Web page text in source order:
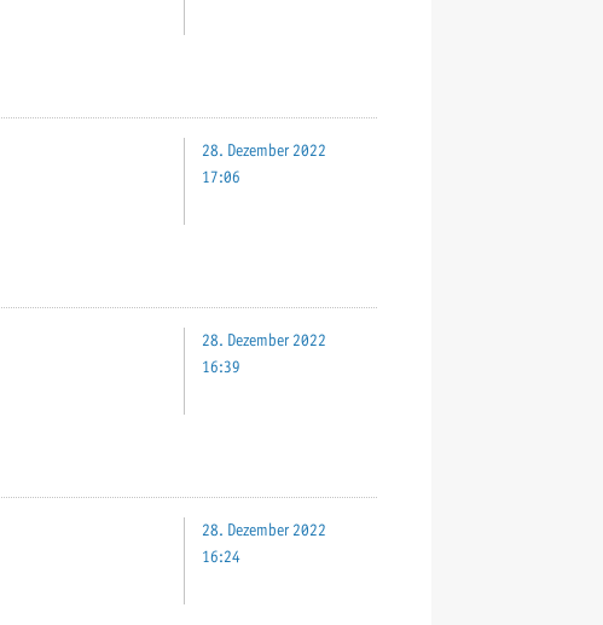
28. Dezember 2022
17:06
28. Dezember 2022
16:39
28. Dezember 2022
16:24